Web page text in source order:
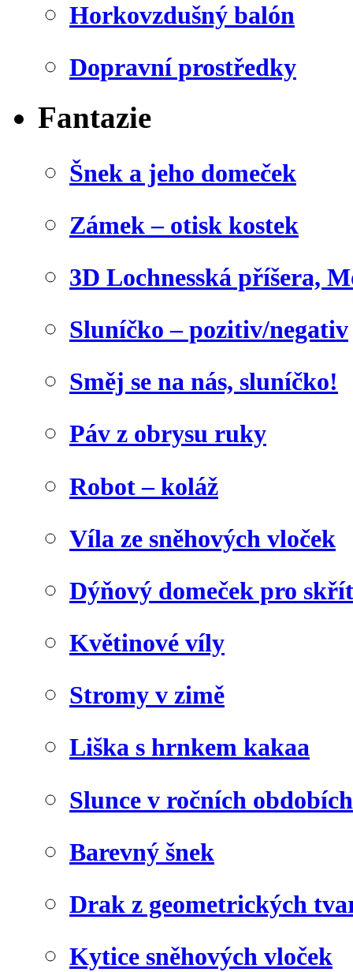
Horkovzdušný balón
Dopravní prostředky
Fantazie
Šnek a jeho domeček
Zámek – otisk kostek
3D Lochnesská příšera,
Sluníčko – pozitiv/negativ
Směj se na nás, sluníčko!
Páv z obrysu ruky
Robot – koláž
Víla ze sněhových vloček
Dýňový domeček pro
Květinové víly
Stromy v zimě
Liška s hrnkem kakaa
Slunce v ročních obdobích
Barevný šnek
Drak z geometrických
Kytice sněhových vloček